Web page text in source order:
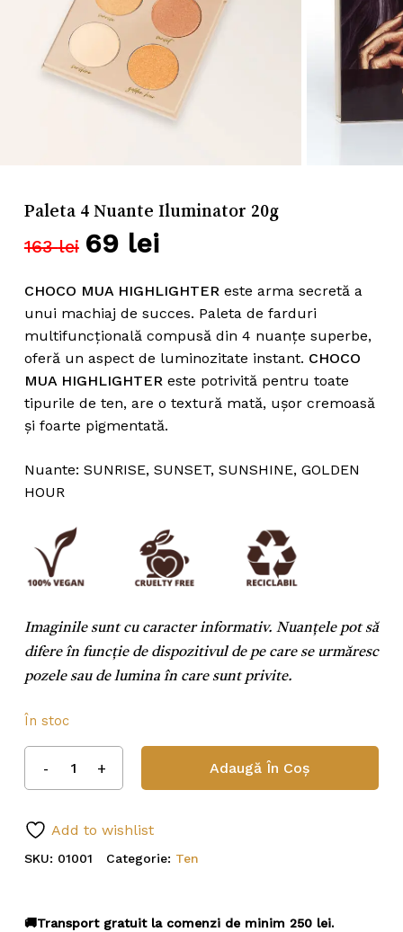
Paleta 4 Nuante Iluminator 20g
163lei Prețul
a
fost:
163 lei.
69 leiPrețul
este:
69 lei.
CHOCO MUA HIGHLIGHTEReste arma secretă a
unui machiaj de succes. Paleta de farduri
multifuncțională compusă din 4 nuanțe superbe,
oferă un aspect de luminozitate instant. CHOCO
MUA HIGHLIGHTEReste potrivită pentru toate
tipurile de ten, are o textură mată, ușor cremoasă
și foarte pigmentată.
Nuante: SUNRISE, SUNSET, SUNSHINE, GOLDEN
HOUR
Imaginile sunt cu caracter informativ. Nuanțele pot să
difere în funcție de dispozitivul de pe care se urmăresc
pozele sau de lumina în care sunt privite.
În stoc
Adaugă În Coș
Add to wishlist
SKU: 01001 Categorie: Ten
🚚Transport gratuit la comenzi de minim 250 lei.
Nume
Salvează-mi numele, emailul și
site-ul web în acest navigator pentru